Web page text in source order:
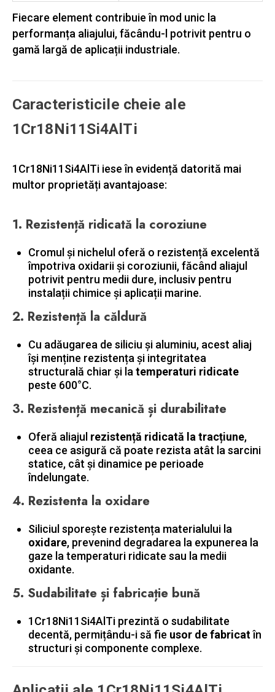
Fiecare element contribuie în mod unic la
performanța aliajului, făcându-l potrivit pentru o
gamă largă de aplicații industriale.
Caracteristicile cheie ale
1Cr18Ni11Si4AlTi
1Cr18Ni11Si4AlTi iese în evidență datorită mai
multor proprietăți avantajoase:
1. Rezistență ridicată la coroziune
Cromul și nichelul oferă o rezistență excelentă
împotriva oxidarii și coroziunii, făcând aliajul
potrivit pentru medii dure, inclusiv pentru
instalații chimice și aplicații marine.
2. Rezistență la căldură
Cu adăugarea de siliciu și aluminiu, acest aliaj
își menține rezistența și integritatea
structurală chiar și la temperaturi ridicate
peste 600°C.
3. Rezistență mecanică și durabilitate
Oferă aliajul rezistență ridicată la tracțiune,
ceea ce asigură că poate rezista atât la sarcini
statice, cât și dinamice pe perioade
îndelungate.
4. Rezistenta la oxidare
Siliciul sporește rezistența materialului la
oxidare, prevenind degradarea la expunerea la
gaze la temperaturi ridicate sau la medii
oxidante.
5. Sudabilitate și fabricație bună
1Cr18Ni11Si4AlTi prezintă o sudabilitate
decentă, permițându-i să fie usor de fabricatîn
structuri și componente complexe.